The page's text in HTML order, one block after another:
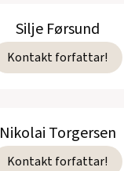
Silje Førsund
Kontakt forfattar!
Nikolai Torgersen
Kontakt forfattar!